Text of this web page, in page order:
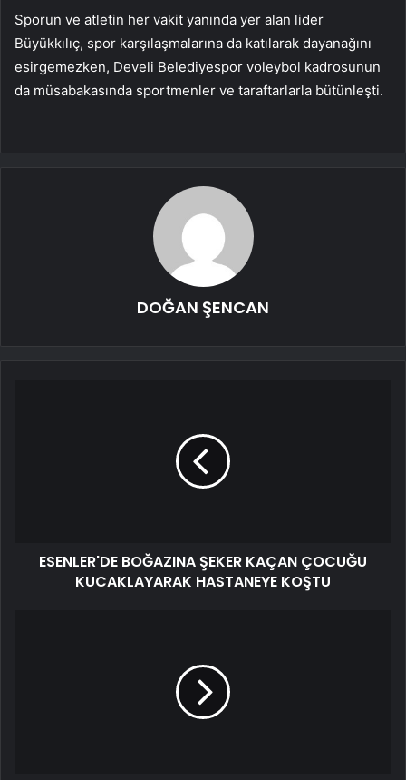
Sporun ve atletin her vakit yanında yer alan lider
Büyükkılıç, spor karşılaşmalarına da katılarak dayanağını
esirgemezken, Develi Belediyespor voleybol kadrosunun
da müsabakasında sportmenler ve taraftarlarla bütünleşti.
DOĞAN ŞENCAN
ESENLER'DE BOĞAZINA ŞEKER KAÇAN ÇOCUĞU
KUCAKLAYARAK HASTANEYE KOŞTU